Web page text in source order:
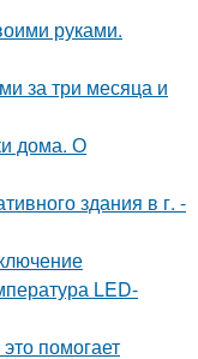
руками.
за три месяца и
дома. О
здания в г. -
LED-
помогает